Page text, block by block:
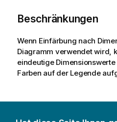
Beschränkungen
Wenn Einfärbung nach
Diagramm verwendet wird,
eindeutige
Farben auf der Legende